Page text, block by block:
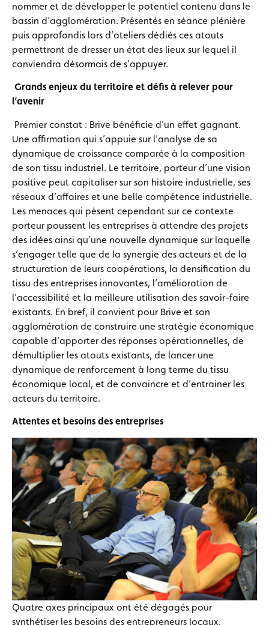
nommer et de développer le potentiel contenu dans le
bassin d’agglomération. Présentés en séance plénière
puis approfondis lors d’ateliers dédiés ces atouts
permettront de dresser un état des lieux sur lequel il
conviendra désormais de s’appuyer.
Grands enjeux du territoire et défis à relever pour
l’avenir
Premier constat : Brive bénéficie d’un effet gagnant.
Une affirmation qui s’appuie sur l’analyse de sa
dynamique de croissance comparée à la composition
de son tissu industriel. Le territoire, porteur d’une vision
positive peut capitaliser sur son histoire industrielle, ses
réseaux d’affaires et une belle compétence industrielle.
Les menaces qui pèsent cependant sur ce contexte
porteur poussent les entreprises à attendre des projets
des idées ainsi qu’une nouvelle dynamique sur laquelle
s’engager telle que de la synergie des acteurs et de la
structuration de leurs coopérations, la densification du
tissu des entreprises innovantes, l’amélioration de
l’accessibilité et la meilleure utilisation des savoir-faire
existants. En bref, il convient pour Brive et son
agglomération de construire une stratégie économique
capable d’apporter des réponses opérationnelles, de
démultiplier les atouts existants, de lancer une
dynamique de renforcement à long terme du tissu
économique local, et de convaincre et d’entrainer les
acteurs du territoire.
Attentes et besoins des entreprises
Quatre axes principaux ont été dégagés pour
synthétiser les besoins des entrepreneurs locaux.